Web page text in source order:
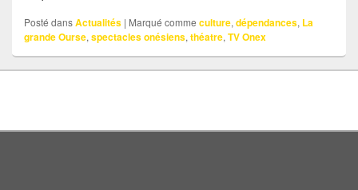
Posté dansActualités | Marqué comme culture, dépendances, La
grande Ourse, spectacles onésiens, théatre, TV Onex